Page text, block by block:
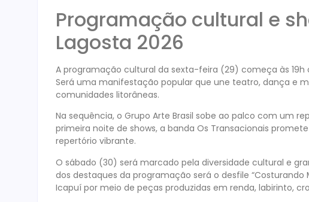
Programação cultural e
Lagosta 2026
A programação cultural da sexta-feira (29) começa às 19h
Será uma manifestação popular que une teatro, dança e
comunidades litorâneas.
Na sequência, o Grupo Arte Brasil sobe ao palco com um
primeira noite de shows, a banda Os Transacionais
repertório vibrante.
O sábado (30) será marcado pela diversidade cultural e
dos destaques da programação será o desfile “Costurando
Icapuí por meio de peças produzidas em renda, labirinto,